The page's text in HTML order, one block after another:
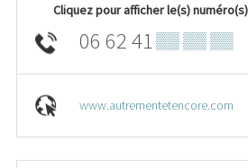
Cliquez pour afficher le(s) numéro(s)
06 62 41▒▒ ▒▒ ▒▒
www.autrementetencore.com